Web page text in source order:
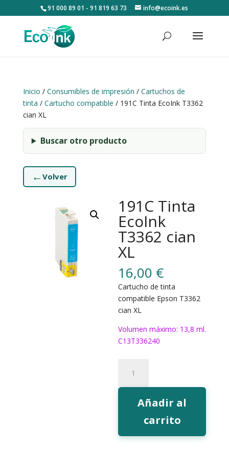
91 000 89 01 - 91 819 63 73 info@ecoink.es
Inicio / Consumibles de impresión / Cartuchos de
tinta / Cartucho compatible / 191C Tinta EcoInk T3362
cian XL
Buscar otro producto
← Volver
191C Tinta
EcoInk
T3362 cian
XL
16,00 €
Cartucho de tinta
compatible Epson T3362
cian XL
Volumen máximo: 13,8 ml.
C13T336240
Tinta
EcoInk
cantidad
Añadir al
carrito